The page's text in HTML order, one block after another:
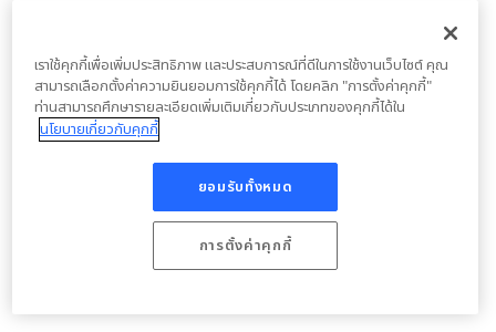
เราใช้คุกกี้เพื่อเพิ่มประสิทธิภาพ และประสบการณ์ที่ดีในการใช้งานเว็บไซต์ คุณ
สามารถเลือกตั้งค่าความยินยอมการใช้คุกกี้ได้ โดยคลิก "การตั้งค่าคุกกี้"
ท่านสามารถศึกษารายละเอียดเพิ่มเติมเกี่ยวกับประเภทของคุกกี้ได้ใน
นโยบายเกี่ยวกับคุกกี้
ยอมรับทั้งหมด
การตั้งค่าคุกกี้